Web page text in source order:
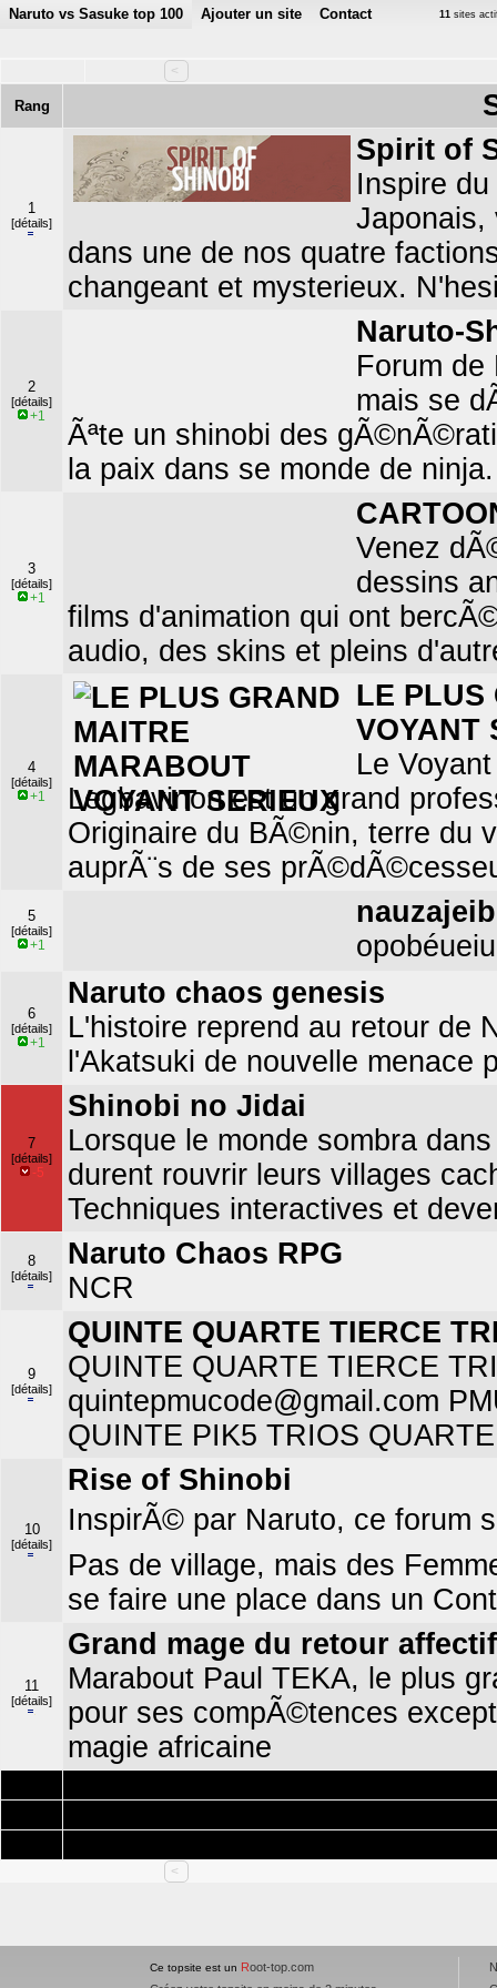
Naruto vs Sasuke top 100 Ajouter un site Contact 11 sites
<
Rang
1
[détails]
Spirit of
Inspire
Japonais,
dans une de nos quatre
changeant et mysterieux.
2
[détails]
+1
Naruto-
Forum
mais se
Ãªte un shinobi des
la paix dans se monde de ninja.
3
[détails]
+1
Venez
dessins
films d'animation qui ont
audio, des skins et pleins
4
[détails]
+1
LE PLUS
VOYANT
Le
Legbavinon est un grand
Originaire du BÃ©nin, terre du
auprÃ¨s de ses
5
[détails]
+1
nauzajeib
6
[détails]
+1
Naruto chaos genesis
L'histoire reprend au retour de
l'Akatsuki de nouvelle menace
7
[détails]
-5
Shinobi no Jidai
Lorsque le monde sombra
durent rouvrir leurs villages
Techniques interactives et
8
[détails]
Naruto Chaos RPG
NCR
9
[détails]
QUINTE QUARTE TIERCE
QUINTE QUARTE TIERCE
quintepmucode@gmail.com
QUINTE PIK5 TRIOS
10
[détails]
Rise of Shinobi
InspirÃ© par Naruto, ce forum
Pas de village, mais des
se faire une place dans un
11
[détails]
Grand mage du retour
Marabout Paul TEKA, le plus
pour ses compÃ©tences
magie africaine
<
Ce topsite est un Root-top.com